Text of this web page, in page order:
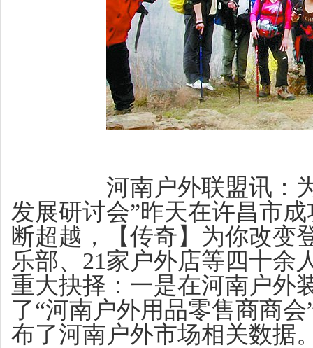
河南户外联盟讯：为期
发展研讨会”昨天在许昌市
断超越，【传奇】为你改变
乐部、21家户外店等四十余
重大抉择：一是在河南户外
了“河南户外用品零售商商
布了河南户外市场相关数据